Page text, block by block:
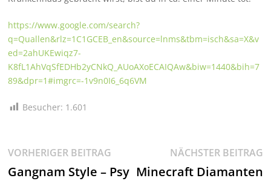
https://www.google.com/search?
q=Quallen&rlz=1C1GCEB_en&source=lnms&tbm=isch&sa=X&v
ed=2ahUKEwiqz7-
K8fL1AhVqSfEDHb2yCNkQ_AUoAXoECAIQAw&biw=1440&bih=7
89&dpr=1#imgrc=-1v9n0I6_6q6VM
Besucher: 1.601
Beitragsnavigation
VORHERIGER BEITRAGVorheriger
Beitrag:
Gangnam Style – Psy
NÄCHSTER BEITRAG
Minecraft Diamanten